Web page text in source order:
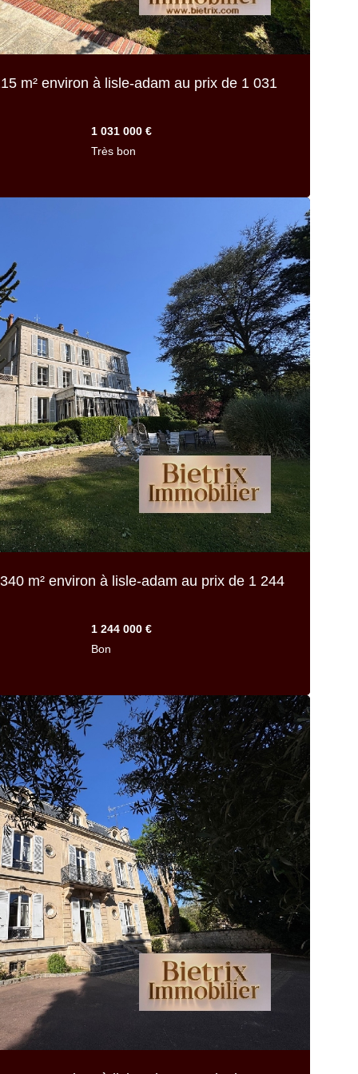
m² environ à lisle-adam au prix de 1 031
1 031 000 €
Très bon
340 m² environ à lisle-adam au prix de 1 244
1 244 000 €
Bon